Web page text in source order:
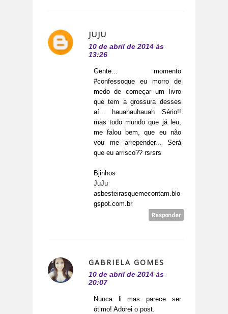
JUJU
10 de abril de 2014 às
13:26
Gente... momento
#confessoque eu morro de
medo de começar um livro
que tem a grossura desses
aí... hauahauhauah Sério!!
mas todo mundo que já leu,
me falou bem, que eu não
vou me arrepender... Será
que eu arrisco?? rsrsrs
Bjinhos
JuJu
asbesteirasquemecontam.blo
gspot.com.br
Responder
GABRIELA GOMES
10 de abril de 2014 às
20:07
Nunca li mas parece ser
ótimo! Adorei o post.